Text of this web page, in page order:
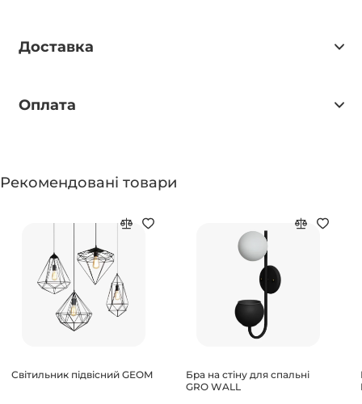
Доставка
Оплата
Рекомендовані товари
Світильник підвісний GEOM
Бра на стіну для спальні
GRO WALL